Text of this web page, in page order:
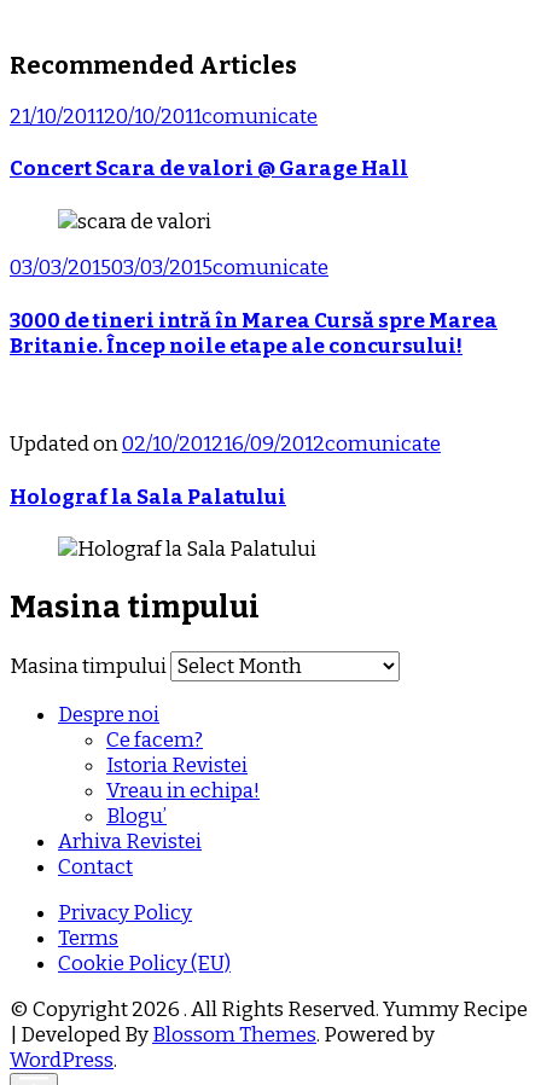
Recommended Articles
21/10/201120/10/2011comunicate
Concert Scara de valori @ Garage Hall
03/03/201503/03/2015comunicate
3000 de tineri intră în Marea Cursă spre Marea
Britanie. Încep noile etape ale concursului!
Updated on02/10/201216/09/2012comunicate
Holograf la Sala Palatului
Masina timpului
Masina timpului
Despre noi
Ce facem?
Istoria Revistei
Vreau in echipa!
Blogu’
Arhiva Revistei
Contact
Privacy Policy
Terms
Cookie Policy (EU)
© Copyright 2026. All Rights Reserved.Yummy Recipe
| Developed ByBlossom Themes. Powered by
WordPress.